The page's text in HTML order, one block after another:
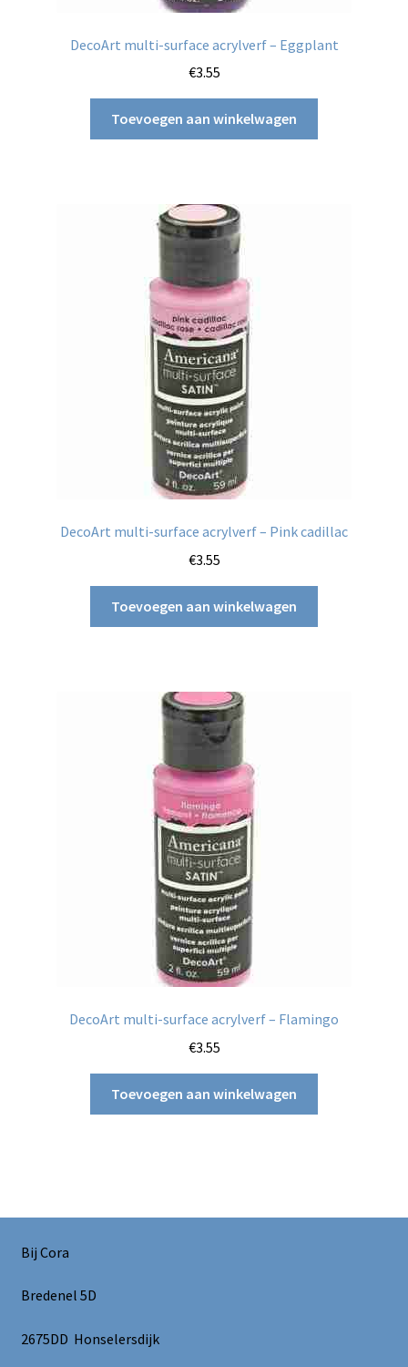
DecoArt multi-surface acrylverf – Eggplant
€3.55
Toevoegen aan winkelwagen
DecoArt multi-surface acrylverf – Pink cadillac
€3.55
Toevoegen aan winkelwagen
DecoArt multi-surface acrylverf – Flamingo
€3.55
Toevoegen aan winkelwagen
Bij Cora
Bredenel 5D
2675DD Honselersdijk